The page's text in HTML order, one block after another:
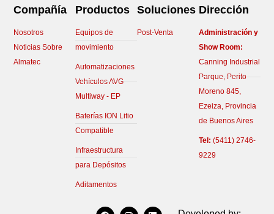
Compañía
Nosotros
Noticias Sobre
Almatec
Productos
Equipos de
movimiento
Automatizaciones
Vehículos AVG
Multiway - EP
Baterías ION Litio
Compatible
Infraestructura
para Depósitos
Aditamentos
Soluciones
Post-Venta
Dirección
Administración y
Show Room:
Canning Industrial
Parque, Perito
Moreno 845,
Ezeiza, Provincia
de Buenos Aires
Tel: (5411) 2746-
9229
F I L